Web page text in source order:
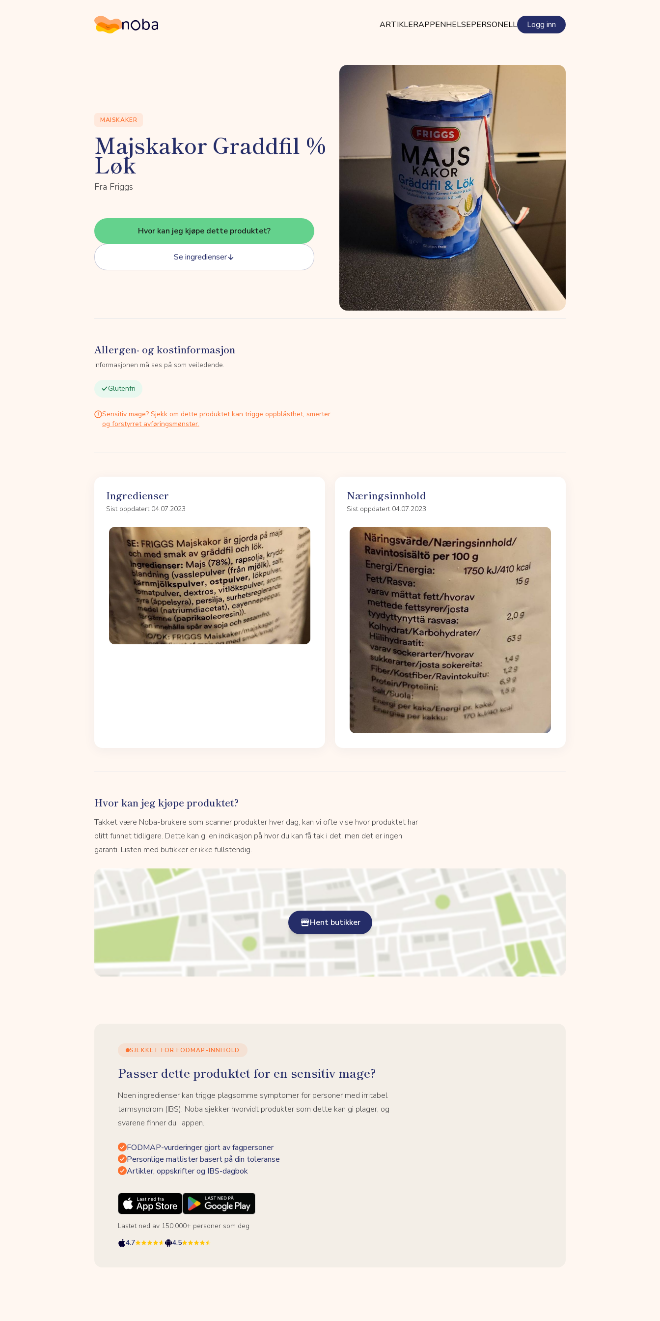
Noba ARTIKLERAPPENHELSEPERSONELL Logg inn
MAISKAKER
Majskakor Graddfil %
Løk
Fra Friggs
Hvor kan jeg kjøpe dette produktet?
Se ingredienser
Allergen- og kostinformasjon
Informasjonen må ses på som veiledende.
Glutenfri
Sensitiv mage? Sjekk om dette produktet kan trigge oppblåsthet, smerter
og forstyrret avføringsmønster.
Ingredienser
Sist oppdatert 04.07.2023
Næringsinnhold
Sist oppdatert 04.07.2023
Hvor kan jeg kjøpe produktet?
Takket være Noba-brukere som scanner produkter hver dag, kan vi ofte vise hvor produktet har
blitt funnet tidligere. Dette kan gi en indikasjon på hvor du kan få tak i det, men det er ingen
garanti. Listen med butikker er ikke fullstendig.
Hent butikker
SJEKKET FOR FODMAP-INNHOLD
Passer dette produktet for en sensitiv mage?
Noen ingredienser kan trigge plagsomme symptomer for personer med irritabel
tarmsyndrom (IBS). Noba sjekker hvorvidt produkter som dette kan gi plager, og
svarene finner du i appen.
FODMAP-vurderinger gjort av fagpersoner
Personlige matlister basert på din toleranse
Artikler, oppskrifter og IBS-dagbok
Lastet ned av 150,000+ personer som deg
4.7
4.5